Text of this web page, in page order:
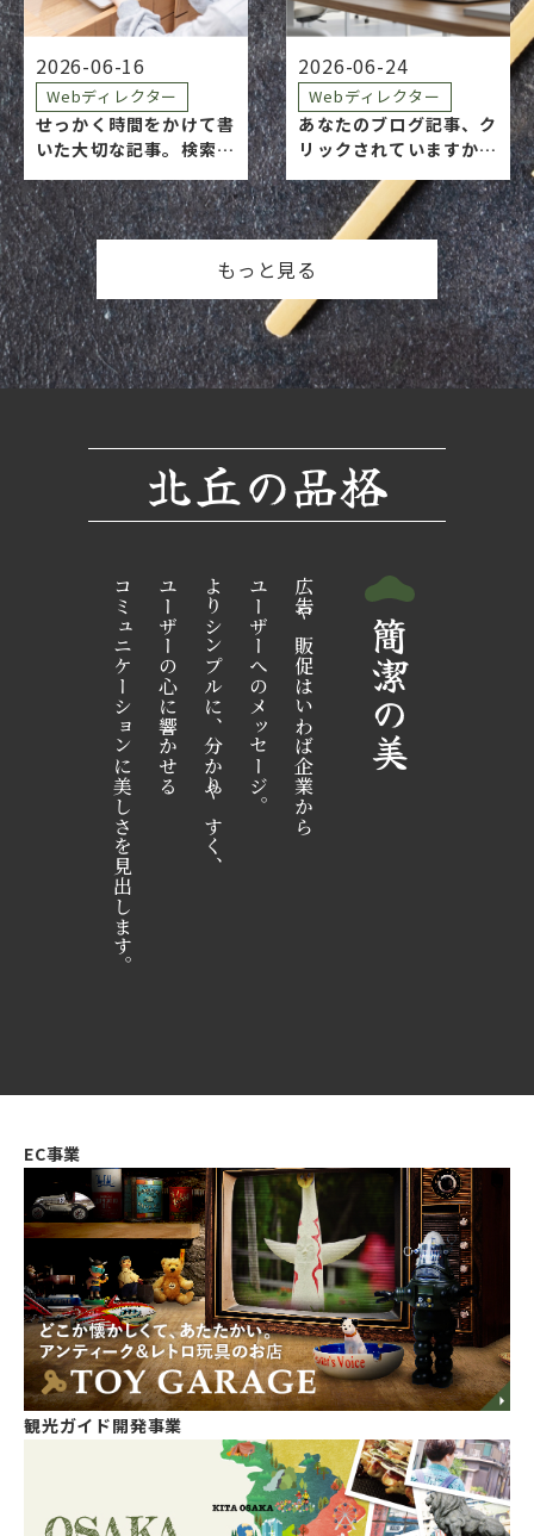
書いた記事が、誰にどん
な言葉で読…
サイトに載っていたネ…
2026-06-24
Webディレクター
あなたのブログ記事、ク
リックされていますか？
にするのが、アイキャッ
チ画像です。 「とりあえ
ず、内容に近そうなフリ
ー素材を選んでいるけれ
ど……これでいいのか
な？」そう思いながら、
毎…
2026-06-16
Webディレクター
せっかく時間をかけて書
いた大切な記事。検索結
まま通り過ぎられてしま
うのは残念ですよね。 検
索ユーザーが「この記事
を読もう！」と決めるま
で、わずか 0.5秒。その
一瞬で彼らの目に飛…
もっと見る
北丘の品格
簡潔の美
広告や販促はいわば企業から
ユーザーへのメッセージ。
よりシンプルに、分かりやすく、
ユーザーの心に響かせる
コミュニケーションに美しさを見出します。
EC事業
観光ガイド開発事業